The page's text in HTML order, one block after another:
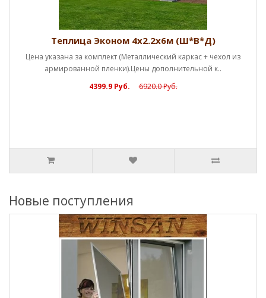
Теплица Эконом 4х2.2х6м (Ш*В*Д)
Цена указана за комплект (Металлический каркас + чехол из
армированной пленки).Цены дополнительной к..
4399.9 Руб.
6920.0 Руб.
Новые поступления